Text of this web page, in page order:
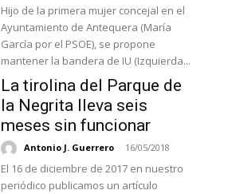
Hijo de la primera mujer concejal en el
Ayuntamiento de Antequera (María
García por el PSOE), se propone
mantener la bandera de IU (Izquierda...
La tirolina del Parque de
la Negrita lleva seis
meses sin funcionar
Antonio J. Guerrero - 16/05/2018
El 16 de diciembre de 2017 en nuestro
periódico publicamos un artículo